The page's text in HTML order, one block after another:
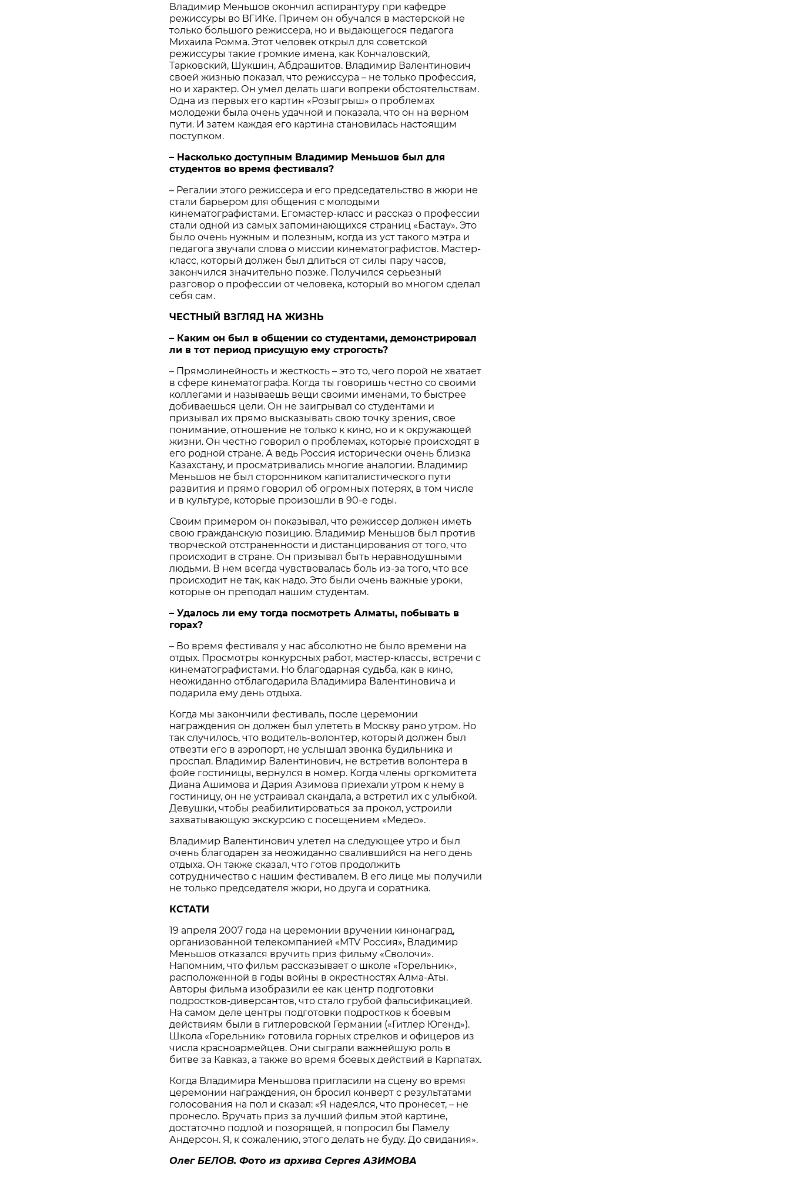
Владимир Меньшов окончил аспирантуру при кафедре
режиссуры во ВГИКе. Причем он обучался в мастерской не
только большого режиссера, но и выдающегося педагога
Михаила Ромма. Этот человек открыл для советской
режиссуры такие громкие имена, как Кончаловский,
Тарковский, Шукшин, Абдрашитов. Владимир Валентинович
своей жизнью показал, что режиссура – не только профессия,
но и характер. Он умел делать шаги вопреки обстоятельствам.
Одна из первых его картин «Розыгрыш» о проблемах
молодежи была очень удачной и показала, что он на верном
пути. И затем каждая его картина становилась настоящим
поступком.
– Насколько доступным Владимир Меньшов был для
студентов во время фестиваля?
– Регалии этого режиссера и его председательство в жюри не
стали барьером для общения с молодыми
кинематографистами. Егомастер-класс и рассказ о профессии
стали одной из самых запоминающихся страниц «Бастау». Это
было очень нужным и полезным, когда из уст такого мэтра и
педагога звучали слова о миссии кинематографистов. Мастер-
класс, который должен был длиться от силы пару часов,
закончился значительно позже. Получился серьезный
разговор о профессии от человека, который во многом сделал
себя сам.
ЧЕСТНЫЙ ВЗГЛЯД НА ЖИЗНЬ
– Каким он был в общении со студентами, демонстрировал
ли в тот период присущую ему строгость?
– Прямолинейность и жесткость – это то, чего порой не хватает
в сфере кинематографа. Когда ты говоришь честно со своими
коллегами и называешь вещи своими именами, то быстрее
добиваешься цели. Он не заигрывал со студентами и
призывал их прямо высказывать свою точку зрения, свое
понимание, отношение не только к кино, но и к окружающей
жизни. Он честно говорил о проблемах, которые происходят в
его родной стране. А ведь Россия исторически очень близка
Казахстану, и просматривались многие аналогии. Владимир
Меньшов не был сторонником капиталистического пути
развития и прямо говорил об огромных потерях, в том числе
и в культуре, которые произошли в 90-е годы.
Своим примером он показывал, что режиссер должен иметь
свою гражданскую позицию. Владимир Меньшов был против
творческой отстраненности и дистанцирования от того, что
происходит в стране. Он призывал быть неравнодушными
людьми. В нем всегда чувствовалась боль из-за того, что все
происходит не так, как надо. Это были очень важные уроки,
которые он преподал нашим студентам.
– Удалось ли ему тогда посмотреть Алматы, побывать в
горах?
– Во время фестиваля у нас абсолютно не было времени на
отдых. Просмотры конкурсных работ, мастер-классы, встречи с
кинематографистами. Но благодарная судьба, как в кино,
неожиданно отблагодарила Владимира Валентиновича и
подарила ему день отдыха.
Когда мы закончили фестиваль, после церемонии
награждения он должен был улететь в Москву рано утром. Но
так случилось, что водитель-волонтер, который должен был
отвезти его в аэропорт, не услышал звонка будильника и
проспал. Владимир Валентинович, не встретив волонтера в
фойе гостиницы, вернулся в номер. Когда члены оргкомитета
Диана Ашимова и Дария Азимова приехали утром к нему в
гостиницу, он не устраивал скандала, а встретил их с улыбкой.
Девушки, чтобы реабилитироваться за прокол, устроили
захватывающую экскурсию с посещением «Медео».
Владимир Валентинович улетел на следующее утро и был
очень благодарен за неожиданно свалившийся на него день
отдыха. Он также сказал, что готов продолжить
сотрудничество с нашим фестивалем. В его лице мы получили
не только председателя жюри, но друга и соратника.
КСТАТИ
19 апреля 2007 года на церемонии вручении кинонаград,
организованной телекомпанией «MTV Россия», Владимир
Меньшов отказался вручить приз фильму «Сволочи».
Напомним, что фильм рассказывает о школе «Горельник»,
расположенной в годы войны в окрестностях Алма-Аты.
Авторы фильма изобразили ее как центр подготовки
подростков-диверсантов, что стало грубой фальсификацией.
На самом деле центры подготовки подростков к боевым
действиям были в гитлеровской Германии («Гитлер Югенд»).
Школа «Горельник» готовила горных стрелков и офицеров из
числа красноармейцев. Они сыграли важнейшую роль в
битве за Кавказ, а также во время боевых действий в Карпатах.
Когда Владимира Меньшова пригласили на сцену во время
церемонии награждения, он бросил конверт с результатами
голосования на пол и сказал: «Я надеялся, что пронесет, – не
пронесло. Вручать приз за лучший фильм этой картине,
достаточно подлой и позорящей, я попросил бы Памелу
Андерсон. Я, к сожалению, этого делать не буду. До свидания».
Олег БЕЛОВ. Фото из архива Сергея АЗИМОВА